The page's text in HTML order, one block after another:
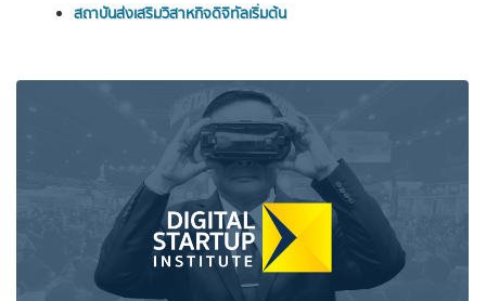
สถาบันส่งเสริมวิสาหกิจดิจิทัลเริ่มต้น